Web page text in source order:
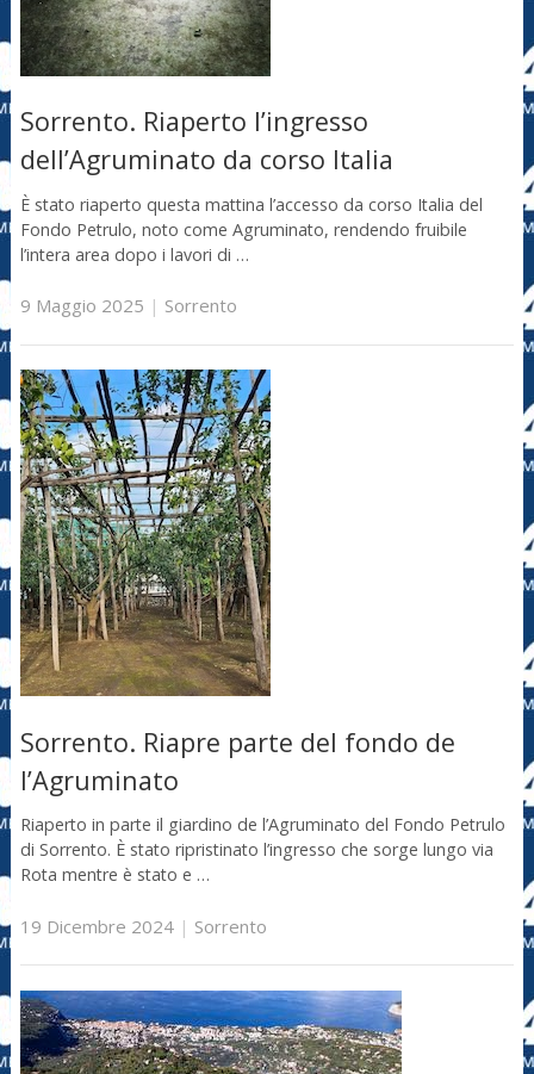
Sorrento. Riaperto l’ingresso
dell’Agruminato da corso Italia
È stato riaperto questa mattina l’accesso da corso Italia del
Fondo Petrulo, noto come Agruminato, rendendo fruibile
l’intera area dopo i lavori di …
9 Maggio 2025 | Sorrento
Sorrento. Riapre parte del fondo de
l’Agruminato
Riaperto in parte il giardino de l’Agruminato del Fondo Petrulo
di Sorrento. È stato ripristinato l’ingresso che sorge lungo via
Rota mentre è stato e …
19 Dicembre 2024| Sorrento